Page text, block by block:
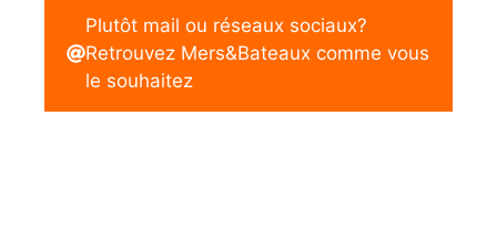
Plutôt mail ou réseaux sociaux?
Retrouvez Mers&Bateaux comme vous
le souhaitez